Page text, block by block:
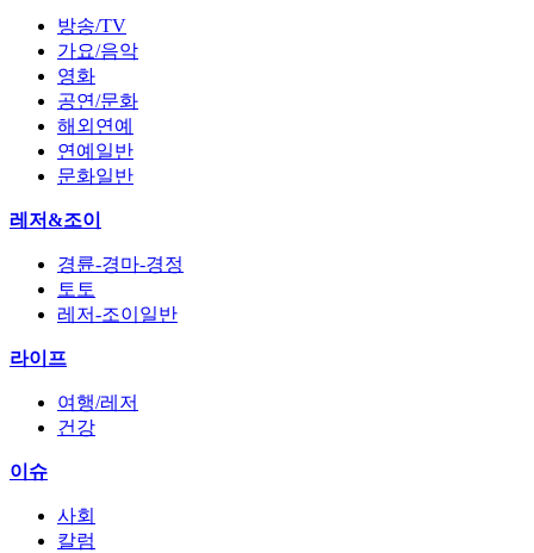
방송/TV
가요/음악
영화
공연/문화
해외연예
연예일반
문화일반
레저&조이
경륜-경마-경정
토토
레저-조이일반
라이프
여행/레저
건강
이슈
사회
칼럼